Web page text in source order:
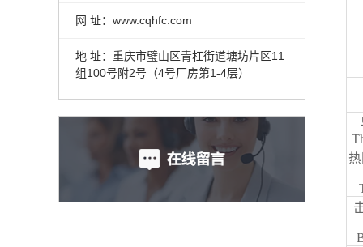
网 址：www.cqhfc.com
地 址：重庆市璧山区青杠街道塘坊片区11
组100号附2号（4号厂房第1-4层）